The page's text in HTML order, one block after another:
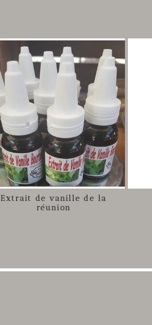
Extrait de vanille de la
réunion